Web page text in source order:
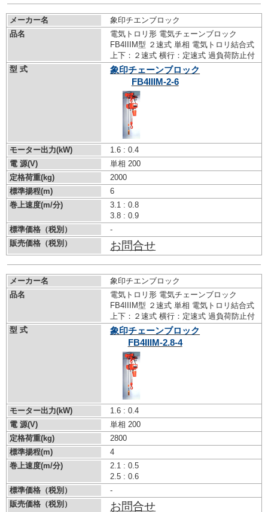
メーカー名
象印チエンブロック
品名
電気トロリ形 電気チェーンブロック
FB4IIIM型 ２速式 単相 電気トロリ結合式
上下：２速式 横行：定速式 過負荷防止付
型 式
象印チェーンブロック
FB4IIIM-2-6
モーター出力(kW)
1.6 : 0.4
電 源(V)
単相 200
定格荷重(kg)
2000
標準揚程(m)
6
巻上速度(m/分)
3.1 : 0.8
3.8 : 0.9
標準価格（税別）
-
販売価格（税別）
お問合せ
メーカー名
象印チエンブロック
品名
電気トロリ形 電気チェーンブロック
FB4IIIM型 ２速式 単相 電気トロリ結合式
上下：２速式 横行：定速式 過負荷防止付
型 式
象印チェーンブロック
FB4IIIM-2.8-4
モーター出力(kW)
1.6 : 0.4
電 源(V)
単相 200
定格荷重(kg)
2800
標準揚程(m)
4
巻上速度(m/分)
2.1 : 0.5
2.5 : 0.6
標準価格（税別）
-
販売価格（税別）
お問合せ